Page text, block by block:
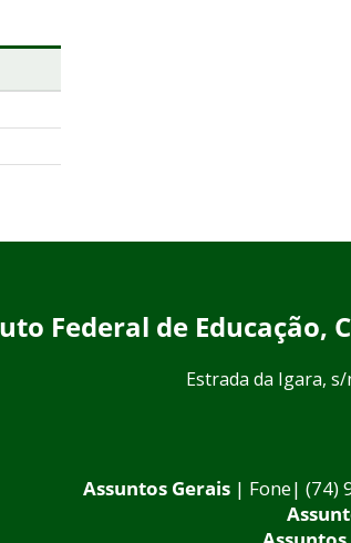
Federal de Educação,
Estrada da Igara,
Assuntos Gerais | Fone| (74)